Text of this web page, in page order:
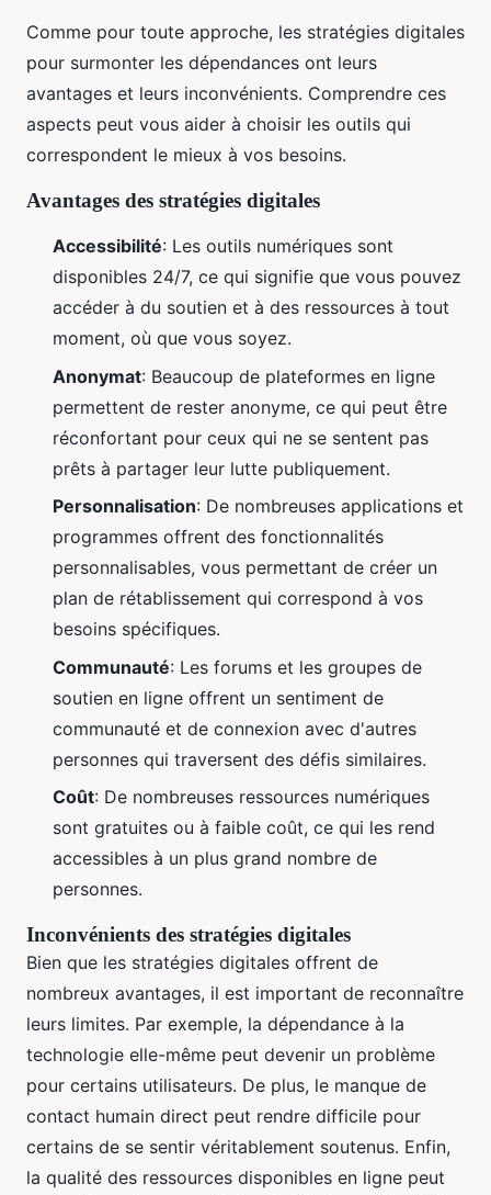
Comme pour toute approche, les stratégies digitales
pour surmonter les dépendances ont leurs
avantages et leurs inconvénients. Comprendre ces
aspects peut vous aider à choisir les outils qui
correspondent le mieux à vos besoins.
Avantages des stratégies digitales
Accessibilité: Les outils numériques sont
disponibles 24/7, ce qui signifie que vous pouvez
accéder à du soutien et à des ressources à tout
moment, où que vous soyez.
Anonymat: Beaucoup de plateformes en ligne
permettent de rester anonyme, ce qui peut être
réconfortant pour ceux qui ne se sentent pas
prêts à partager leur lutte publiquement.
Personnalisation: De nombreuses applications et
programmes offrent des fonctionnalités
personnalisables, vous permettant de créer un
plan de rétablissement qui correspond à vos
besoins spécifiques.
Communauté: Les forums et les groupes de
soutien en ligne offrent un sentiment de
communauté et de connexion avec d'autres
personnes qui traversent des défis similaires.
Coût: De nombreuses ressources numériques
sont gratuites ou à faible coût, ce qui les rend
accessibles à un plus grand nombre de
personnes.
Inconvénients des stratégies digitales
Bien que les stratégies digitales offrent de
nombreux avantages, il est important de reconnaître
leurs limites. Par exemple, la dépendance à la
technologie elle-même peut devenir un problème
pour certains utilisateurs. De plus, le manque de
contact humain direct peut rendre difficile pour
certains de se sentir véritablement soutenus. Enfin,
la qualité des ressources disponibles en ligne peut